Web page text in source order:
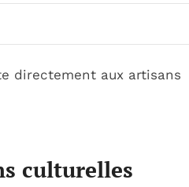
directement aux artisans
culturelles